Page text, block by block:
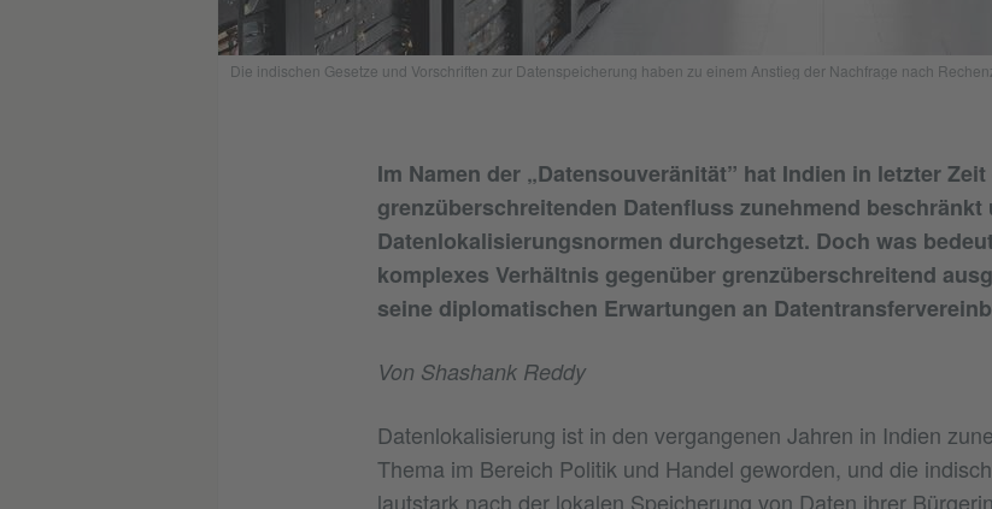
Die indischen Gesetze und Vorschriften zur Datenspeicherung haben zu einem Anstieg der Nachfrage nach
Im Namen der „Datensouveränität” hat Indien in letzter Zeit
grenzüberschreitenden Datenfluss zunehmend beschränkt
Datenlokalisierungsnormen durchgesetzt. Doch was
komplexes Verhältnis gegenüber grenzüberschreitend
seine diplomatischen Erwartungen an
Von Shashank Reddy
Datenlokalisierung ist in den vergangenen Jahren in Indien
Thema im Bereich Politik und Handel geworden, und die
lautstark nach der lokalen Speicherung von Daten ihrer